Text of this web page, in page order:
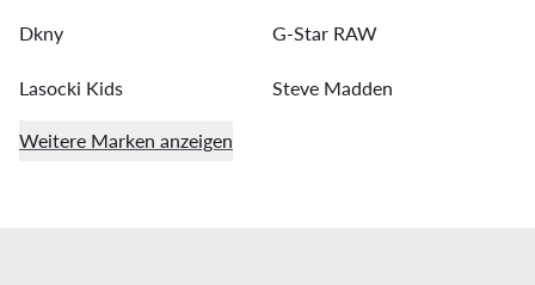
Dkny G-Star RAW
Lasocki Kids Steve Madden
Weitere Marken anzeigen